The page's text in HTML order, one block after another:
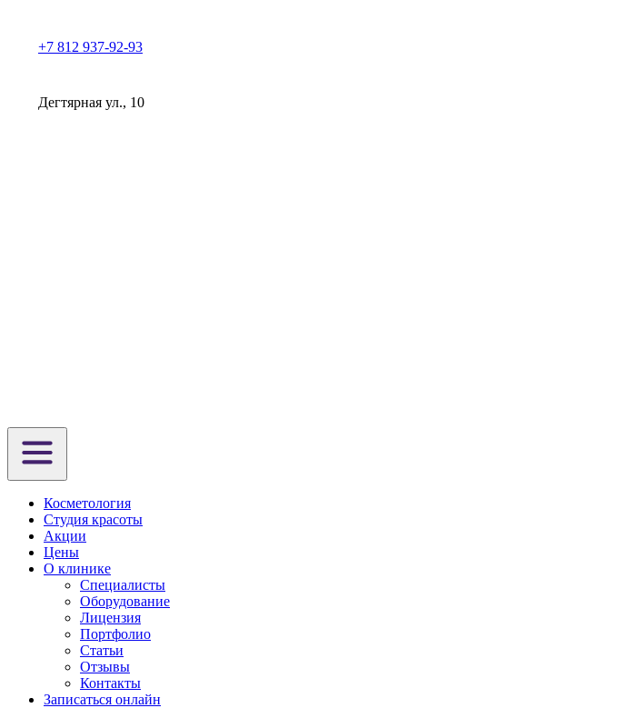
content+7 812 937-92-93
Дегтярная ул., 10
Косметология
Студия красоты
Акции
Цены
О клинике
Специалисты
Оборудование
Лицензия
Портфолио
Статьи
Отзывы
Контакты
Записаться онлайн